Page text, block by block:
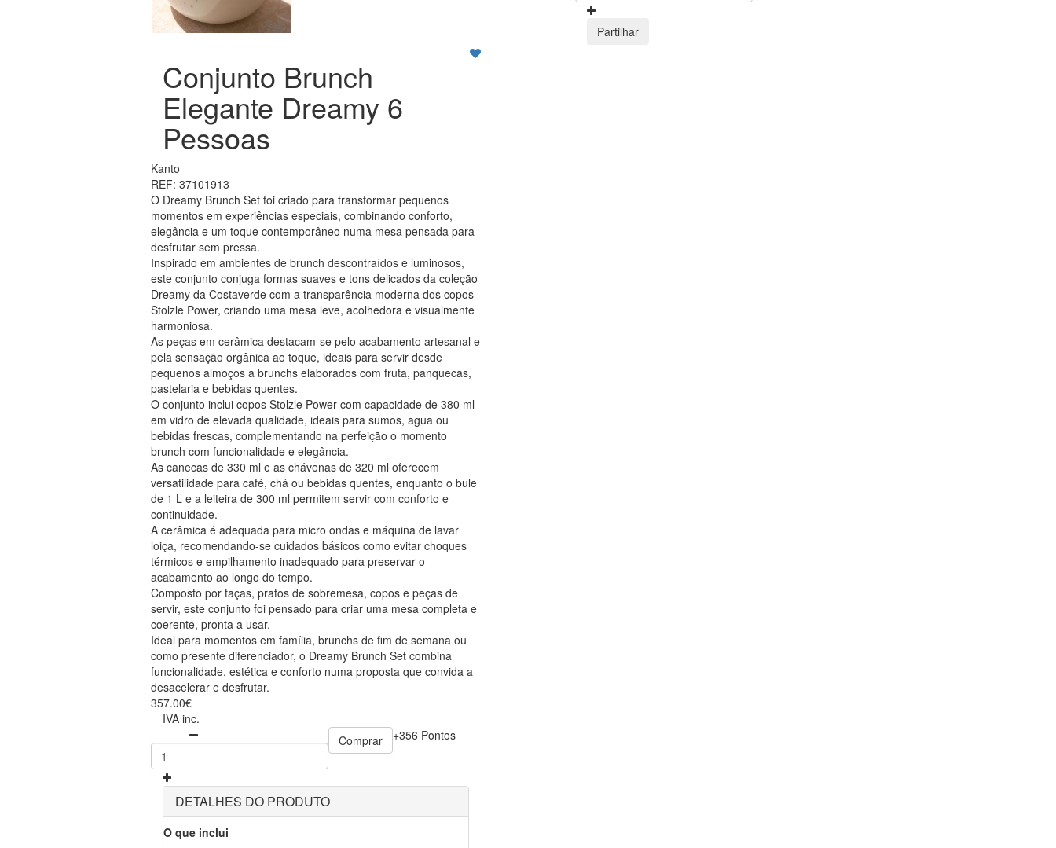
Partilhar
Conjunto Brunch
Elegante Dreamy 6
Pessoas
Kanto
REF: 37101913
O Dreamy Brunch Set foi criado para transformar pequenos
momentos em experiências especiais, combinando conforto,
elegância e um toque contemporâneo numa mesa pensada para
desfrutar sem pressa.
Inspirado em ambientes de brunch descontraídos e luminosos,
este conjunto conjuga formas suaves e tons delicados da coleção
Dreamy da Costaverde com a transparência moderna dos copos
Stolzle Power, criando uma mesa leve, acolhedora e visualmente
harmoniosa.
As peças em cerâmica destacam-se pelo acabamento artesanal e
pela sensação orgânica ao toque, ideais para servir desde
pequenos almoços a brunchs elaborados com fruta, panquecas,
pastelaria e bebidas quentes.
O conjunto inclui copos Stolzle Power com capacidade de 380 ml
em vidro de elevada qualidade, ideais para sumos, agua ou
bebidas frescas, complementando na perfeição o momento
brunch com funcionalidade e elegância.
As canecas de 330 ml e as chávenas de 320 ml oferecem
versatilidade para café, chá ou bebidas quentes, enquanto o bule
de 1 L e a leiteira de 300 ml permitem servir com conforto e
continuidade.
A cerâmica é adequada para micro ondas e máquina de lavar
loiça, recomendando-se cuidados básicos como evitar choques
térmicos e empilhamento inadequado para preservar o
acabamento ao longo do tempo.
Composto por taças, pratos de sobremesa, copos e peças de
servir, este conjunto foi pensado para criar uma mesa completa e
coerente, pronta a usar.
Ideal para momentos em família, brunchs de fim de semana ou
como presente diferenciador, o Dreamy Brunch Set combina
funcionalidade, estética e conforto numa proposta que convida a
desacelerar e desfrutar.
357.00€
IVA inc.
Comprar
+356 Pontos
DETALHES DO PRODUTO
O que inclui